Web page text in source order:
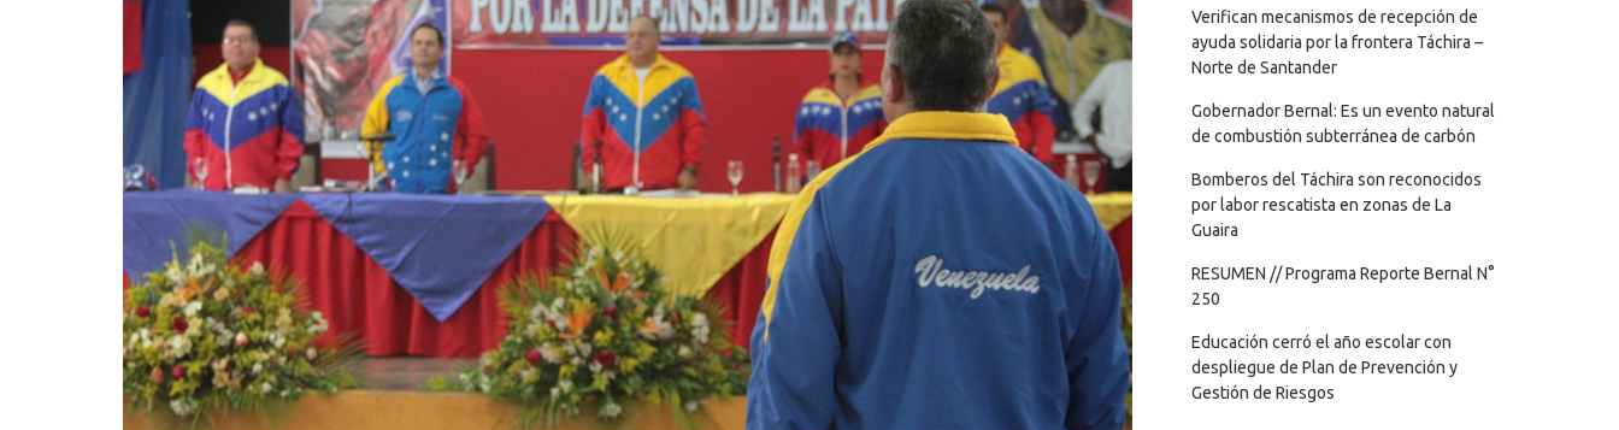
Verifican mecanismos de recepción de
ayuda solidaria por la frontera Táchira –
Norte de Santander
Gobernador Bernal: Es un evento natural
de combustión subterránea de carbón
Bomberos del Táchira son reconocidos
por labor rescatista en zonas de La
Guaira
RESUMEN // Programa Reporte Bernal N°
250
Educación cerró el año escolar con
despliegue de Plan de Prevención y
Gestión de Riesgos